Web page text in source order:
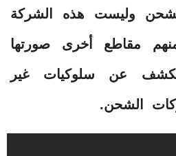
وليست هذه الشركة
مقاطع أخرى صورتها
تكشف عن سلوكيات غير
الشحن.